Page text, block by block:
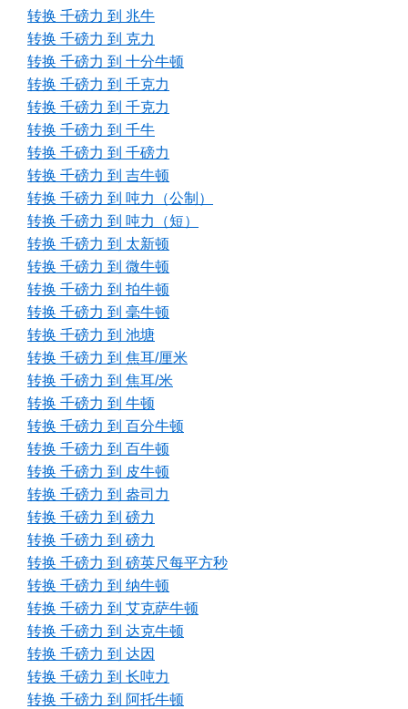
转换 千磅力 到 兆牛
转换 千磅力 到 克力
转换 千磅力 到 十分牛顿
转换 千磅力 到 千克力
转换 千磅力 到 千克力
转换 千磅力 到 千牛
转换 千磅力 到 千磅力
转换 千磅力 到 吉牛顿
转换 千磅力 到 吨力（公制）
转换 千磅力 到 吨力（短）
转换 千磅力 到 太新顿
转换 千磅力 到 微牛顿
转换 千磅力 到 拍牛顿
转换 千磅力 到 毫牛顿
转换 千磅力 到 池塘
转换 千磅力 到 焦耳/厘米
转换 千磅力 到 焦耳/米
转换 千磅力 到 牛顿
转换 千磅力 到 百分牛顿
转换 千磅力 到 百牛顿
转换 千磅力 到 皮牛顿
转换 千磅力 到 盎司力
转换 千磅力 到 磅力
转换 千磅力 到 磅力
转换 千磅力 到 磅英尺每平方秒
转换 千磅力 到 纳牛顿
转换 千磅力 到 艾克萨牛顿
转换 千磅力 到 达克牛顿
转换 千磅力 到 达因
转换 千磅力 到 长吨力
转换 千磅力 到 阿托牛顿